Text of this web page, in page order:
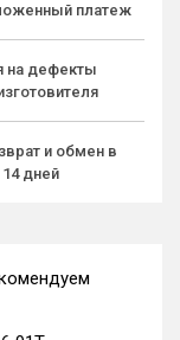
платеж
на дефекты
и обмен в
дней